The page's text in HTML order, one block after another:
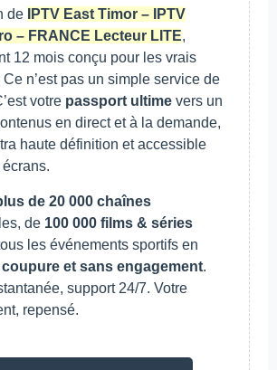
de
IPTV East Timor – IPTV
– FRANCE Lecteur LITE,
12 mois conçu pour les vrais
n’est pas un simple service de
votre passport ultime vers un
en direct et à la demande,
haute définition et accessible
de 20 000 chaînes
de 100 000 films & séries
les événements sportifs en
et sans engagement.
support 24/7. Votre
repensé.